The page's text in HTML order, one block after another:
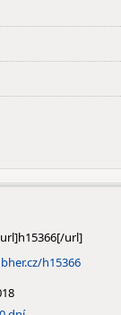
h15366